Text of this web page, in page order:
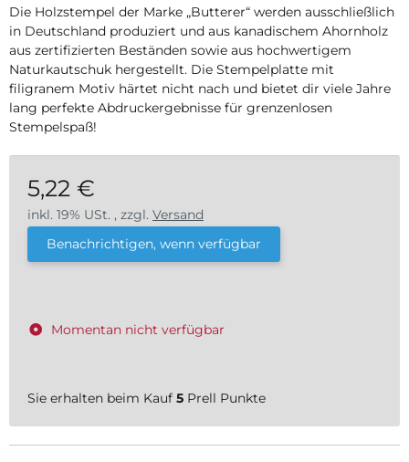
Die Holzstempel der Marke „Butterer“ werden ausschließlich
in Deutschland produziert und aus kanadischem Ahornholz
aus zertifizierten Beständen sowie aus hochwertigem
Naturkautschuk hergestellt. Die Stempelplatte mit
filigranem Motiv härtet nicht nach und bietet dir viele Jahre
lang perfekte Abdruckergebnisse für grenzenlosen
Stempelspaß!
5,22 €
inkl. 19% USt. , zzgl. Versand
Benachrichtigen, wenn verfügbar
Momentan nicht verfügbar
Sie erhalten beim Kauf 5 Prell Punkte